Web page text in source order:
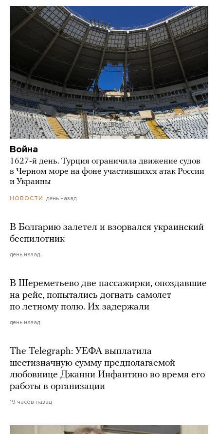
Война
1627-й день. Турция ограничила движение судов
в Черном море на фоне участившихся атак России
и Украины
НОВОСТИ день назад
В Болгарию залетел и взорвался украинский
беспилотник
день назад
В Шереметьево две пассажирки, опоздавшие
на рейс, попытались догнать самолет
по летному полю. Их задержали
день назад
The Telegraph: УЕФА выплатила
шестизначную сумму предполагаемой
любовнице Джанни Инфантино во время его
работы в организации
19 часов назад